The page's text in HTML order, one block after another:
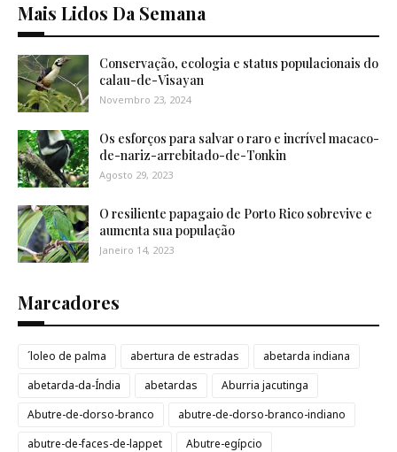
Mais Lidos Da Semana
Conservação, ecologia e status populacionais do
calau-de-Visayan
Novembro 23, 2024
Os esforços para salvar o raro e incrível macaco-
de-nariz-arrebitado-de-Tonkin
Agosto 29, 2023
O resiliente papagaio de Porto Rico sobrevive e
aumenta sua população
Janeiro 14, 2023
Marcadores
´loleo de palma abertura de estradas
abetarda indiana
abetarda-da-Índia
abetardas
Aburria jacutinga
Abutre-de-dorso-branco
abutre-de-dorso-branco-indiano
abutre-de-faces-de-lappet
Abutre-egípcio